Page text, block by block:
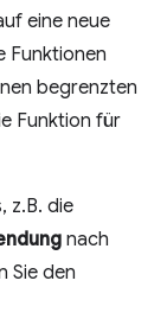
eine neue
Funktionen
begrenzten
Funktion für
z.B. die
nach
Sie den